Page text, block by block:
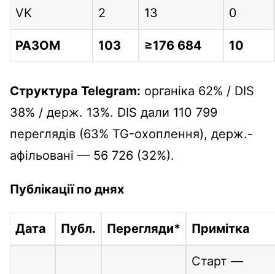
VK 2 13 0
РАЗОМ 103 ≥176 684 10
Структура Telegram: органіка 62% / DIS
38% / держ. 13%. DIS дали 110 799
переглядів (63% TG-охоплення), держ.-
афільовані — 56 726 (32%).
Публікації по днях
Дата Публ. Перегляди* Примітка
Старт —